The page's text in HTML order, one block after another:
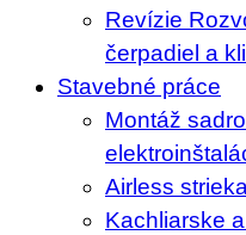
Revízie
čerpadiel a
Stavebné práce
Montáž
Airless
Kachliarske